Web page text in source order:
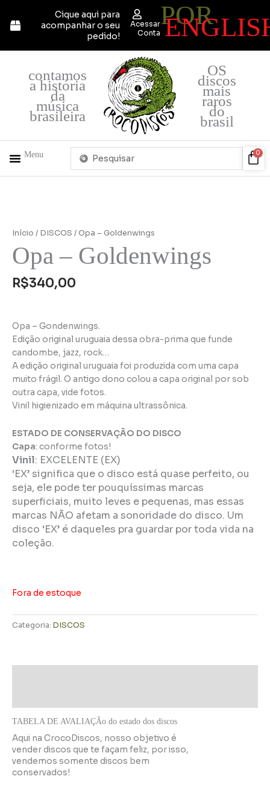
para
Cique aqui para
acompanhar o seu
pedido!
Acessar
Conta
POR
contamos
a história
da
música
brasileira
OS
discos
mais
raros
do
brasil
Menu
Pesquisar
0
Início / DISCOS / Opa – Goldenwings
Opa – Goldenwings
R$340,00
Opa – Gondenwings.
Edição original uruguaia dessa obra-prima que funde
candombe, jazz, rock…
A edição original uruguaia foi produzida com uma capa
muito frágil. O antigo dono colou a capa original por sob
outra capa, vide fotos.
Vinil higienizado em máquina ultrassônica.
ESTADO DE CONSERVAÇÃO DO DISCO
Capa: conforme fotos!
Vinil: EXCELENTE (EX)
‘EX’ significa que o disco está quase perfeito, ou
seja, ele pode ter pouquíssimas marcas
superficiais, muito leves e pequenas, mas essas
marcas NÃO afetam a sonoridade do disco. Um
disco ‘EX’ é daqueles pra guardar por toda vida na
coleção.
Fora de estoque
Categoria: DISCOS
TABELA DE AVALIAÇÃo do estado dos discos
Aqui na CrocoDiscos, nosso objetivo é
vender discos que te façam feliz, por isso,
vendemos somente discos bem
conservados!